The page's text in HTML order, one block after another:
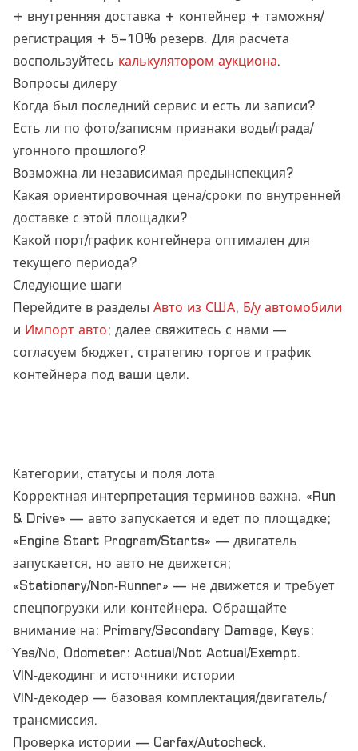
+ внутренняя доставка + контейнер + таможня/
регистрация + 5–10% резерв. Для расчёта
воспользуйтесь калькулятором аукциона.
Вопросы дилеру
Когда был последний сервис и есть ли записи?
Есть ли по фото/записям признаки воды/града/
угонного прошлого?
Возможна ли независимая предынспекция?
Какая ориентировочная цена/сроки по внутренней
доставке с этой площадки?
Какой порт/график контейнера оптимален для
текущего периода?
Следующие шаги
Перейдите в разделы Авто из США, Б/у автомобили
и Импорт авто; далее свяжитесь с нами —
согласуем бюджет, стратегию торгов и график
контейнера под ваши цели.
Категории, статусы и поля лота
Корректная интерпретация терминов важна. «Run
& Drive» — авто запускается и едет по площадке;
«Engine Start Program/Starts» — двигатель
запускается, но авто не движется;
«Stationary/Non‑Runner» — не движется и требует
спецпогрузки или контейнера. Обращайте
внимание на: Primary/Secondary Damage, Keys:
Yes/No, Odometer: Actual/Not Actual/Exempt.
VIN‑декодинг и источники истории
VIN‑декодер — базовая комплектация/двигатель/
трансмиссия.
Проверка истории — Carfax/Autocheck.